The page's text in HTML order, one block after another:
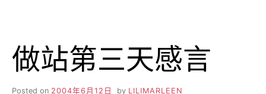
做站第三天感言
Posted on 2004年6月12日 by LILIMARLEEN